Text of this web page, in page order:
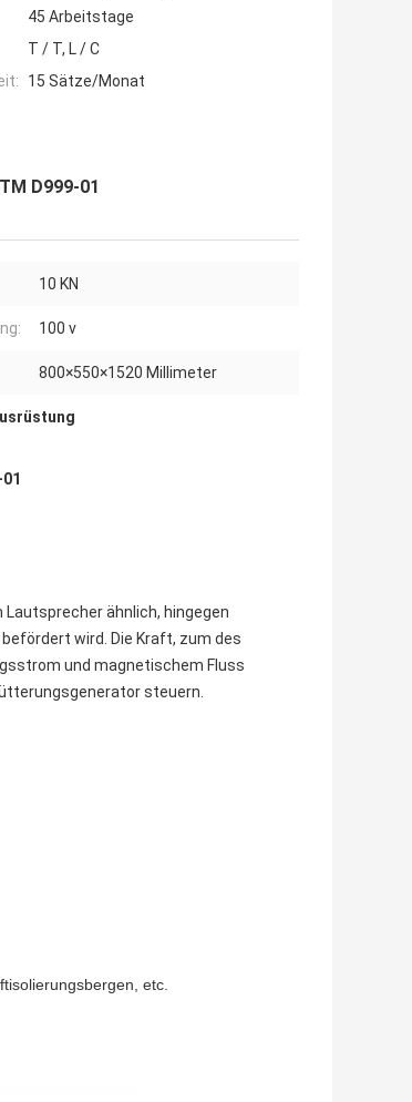
45 Arbeitstage
T / T, L / C
15 Sätze/Monat
D999-01
10 KN
100 v
800×550×1520 Millimeter
ähnlich, hingegen
wird. Die Kraft, zum des
und magnetischem Fluss
steuern.
etc.